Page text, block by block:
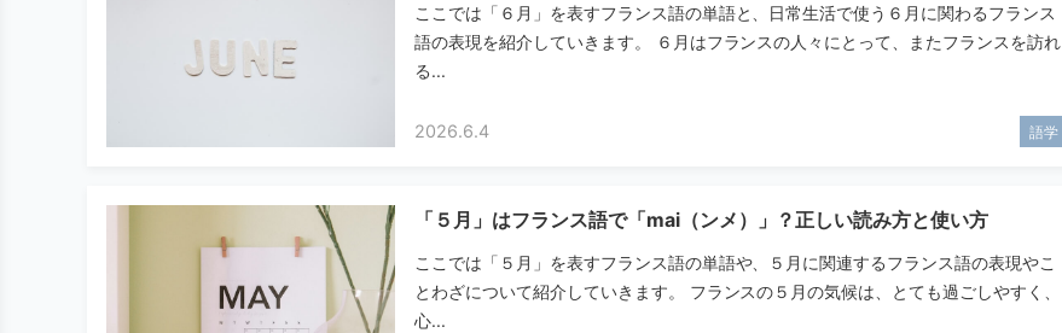
ここでは「６月」を表すフランス語の単語と、日常生活で使う６月に関わるフランス
語の表現を紹介していきます。 ６月はフランスの人々にとって、またフランスを訪れ
る...
2026.6.4 語学
「５月」はフランス語で「mai（ンメ）」？正しい読み方と使い方
ここでは「５月」を表すフランス語の単語や、５月に関連するフランス語の表現やこ
とわざについて紹介していきます。 フランスの５月の気候は、とても過ごしやすく、
心...